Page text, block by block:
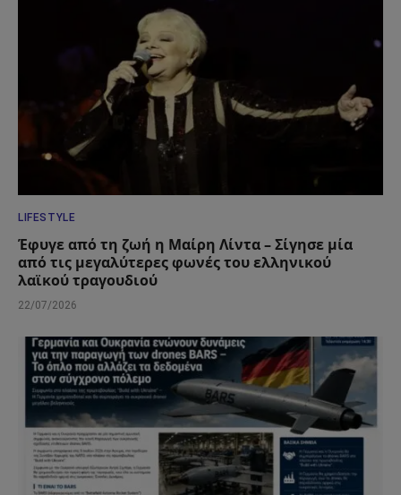
LIFESTYLE
Έφυγε από τη ζωή η Μαίρη Λίντα – Σίγησε μία
από τις μεγαλύτερες φωνές του ελληνικού
λαϊκού τραγουδιού
22/07/2026